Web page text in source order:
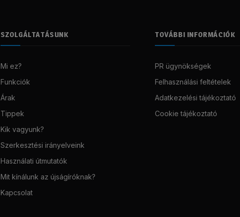
SZOLGÁLTATÁSUNK
Mi ez?
Funkciók
Árak
Tippek
Kik vagyunk?
Szerkesztési irányelveink
Használati útmutatók
Mit kínálunk az újságíróknak?
Kapcsolat
TOVÁBBI INFORMÁCIÓK
PR ügynökségek
Felhasználási feltételek
Adatkezelési tájékoztató
Cookie tájékoztató